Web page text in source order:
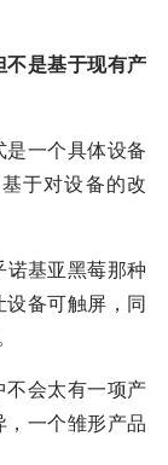
不是基于现有产
是一个具体设备
于对设备的改
诺基亚黑莓那种
备可触屏，同
不会太有一项产
一个雏形产品